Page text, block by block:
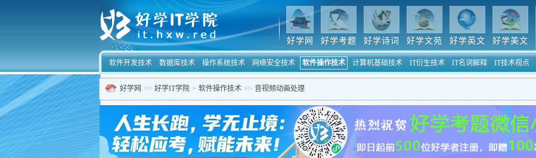
好学网 好学考题 好学诗词 好学文苑 好学英文 好学美文
软件开发技术 数据库技术 操作系统技术 网络安全技术 软件操作技术 计算机基础技术 IT衍生技术 IT名词解释 IT技术视点
好学网 >> 好学IT学院 > 软件操作技术 >> 音视频动画处理